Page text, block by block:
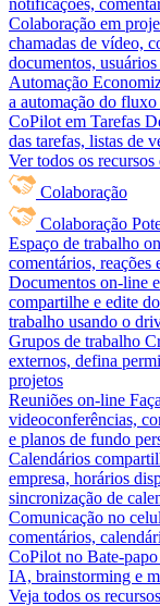
notificações,
Colaboração em
chamadas de vídeo,
documentos,
Automação
a automação do
CoPilot em Tarefas
das tarefas, listas de
Ver todos os
Colaboração
Colaboração
Espaço de trabalho
comentários, reações
Documentos on-line
compartilhe e edite
trabalho usando o
Grupos de trabalho
externos, defina
projetos
Reuniões on-line
videoconferências,
e planos de fundo
Calendários
empresa, horários
sincronização de
Comunicação no
comentários,
CoPilot no Bate-papo
IA, brainstorming e
Veja todos os